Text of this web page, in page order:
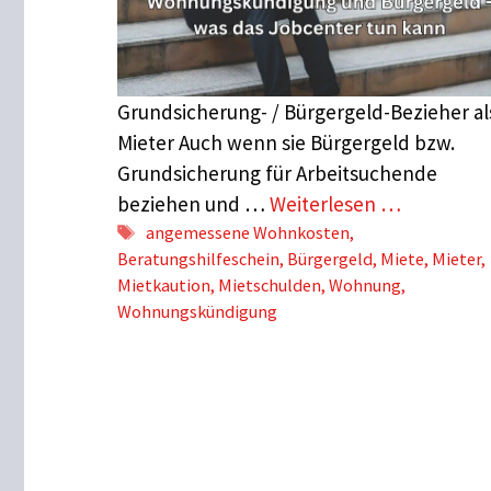
Grundsicherung- / Bürgergeld-Bezieher
Mieter Auch wenn sie Bürgergeld bzw.
Grundsicherung für Arbeitsuchende
beziehen und … Weiterlesen …
Schlagwörter
angemessene Wohnkosten,
Beratungshilfeschein, Bürgergeld, Miete, Mieter,
Mietkaution, Mietschulden, Wohnung,
Wohnungskündigung